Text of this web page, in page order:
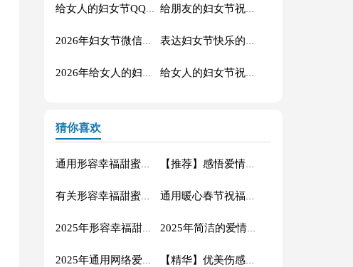
猜你喜欢
通用形容幸福甜蜜的句子集合36句 【推荐】感悟爱情的句子合集76句
有关形容幸福甜蜜的句子摘录63句 通用暖心春节祝福语汇编45句
2025年形容幸福甜蜜的句子大汇总65条 2025年简洁的爱情情侣句子摘录86句
2025年通用网络爱情句子集锦45句 【精华】优美伤感句子摘录70句